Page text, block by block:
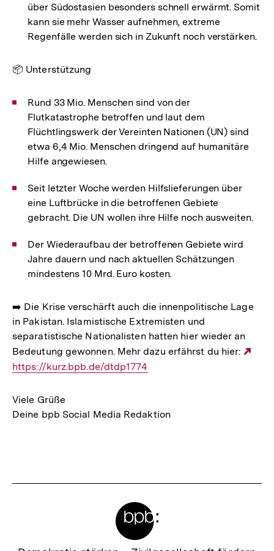
über Südostasien besonders schnell erwärmt. Somit
kann sie mehr Wasser aufnehmen, extreme
Regenfälle werden sich in Zukunft noch verstärken.
📦 Unterstützung
Rund 33 Mio. Menschen sind von der
Flutkatastrophe betroffen und laut dem
Flüchtlingswerk der Vereinten Nationen (UN) sind
etwa 6,4 Mio. Menschen dringend auf humanitäre
Hilfe angewiesen.
Seit letzter Woche werden Hilfslieferungen über
eine Luftbrücke in die betroffenen Gebiete
gebracht. Die UN wollen ihre Hilfe noch ausweiten.
Der Wiederaufbau der betroffenen Gebiete wird
Jahre dauern und nach aktuellen Schätzungen
mindestens 10 Mrd. Euro kosten.
➡️ Die Krise verschärft auch die innenpolitische Lage
in Pakistan. Islamistische Extremisten und
separatistische Nationalisten hatten hier wieder an
Bedeutung gewonnen. Mehr dazu erfährst du hier:
https://kurz.bpb.de/dtdp1774
Viele Grüße
Deine bpb Social Media Redaktion